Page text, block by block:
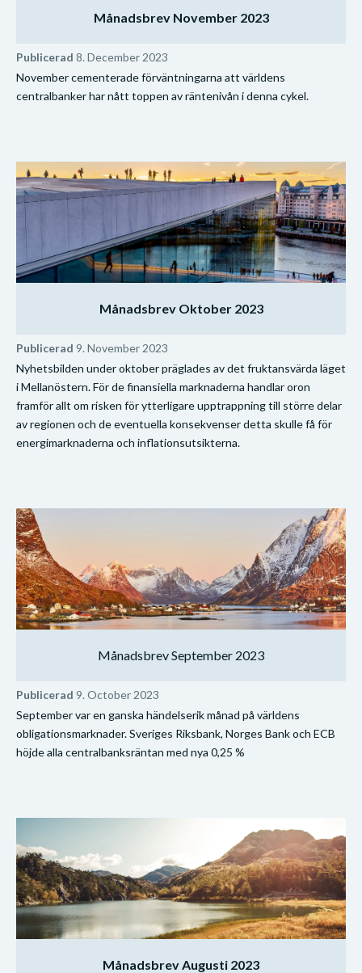
Månadsbrev November 2023
Publicerad 8. December 2023
November cementerade förväntningarna att världens
centralbanker har nått toppen av räntenivån i denna cykel.
Månadsbrev Oktober 2023
Publicerad 9. November 2023
Nyhetsbilden under oktober präglades av det fruktansvärda läget
i Mellanöstern. För de finansiella marknaderna handlar oron
framför allt om risken för ytterligare upptrappning till större delar
av regionen och de eventuella konsekvenser detta skulle få för
energimarknaderna och inflationsutsikterna.
Månadsbrev September 2023
Publicerad 9. October 2023
September var en ganska händelserik månad på världens
obligationsmarknader. Sveriges Riksbank, Norges Bank och ECB
höjde alla centralbanksräntan med nya 0,25 %
Månadsbrev Augusti 2023